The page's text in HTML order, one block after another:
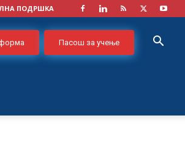
ПОДРШКА
Пасош за учење